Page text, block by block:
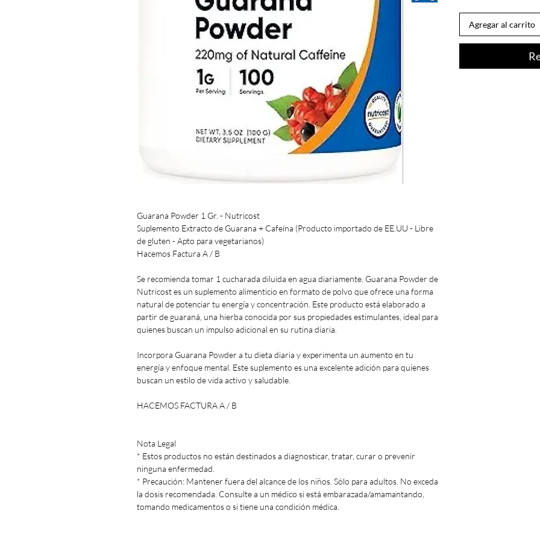
Guarana Powder 1 Gr. - Nutricost
Suplemento Extracto de Guarana + Cafeína (Producto importado de EE.UU - Libre
de gluten - Apto para vegetarianos)
Hacemos Factura A / B
Se recomienda tomar 1 cucharada diluida en agua diariamente. Guarana Powder de
Nutricost es un suplemento alimenticio en formato de polvo que ofrece una forma
natural de potenciar tu energía y concentración. Este producto está elaborado a
partir de guaraná, una hierba conocida por sus propiedades estimulantes, ideal para
quienes buscan un impulso adicional en su rutina diaria.
Incorpora Guarana Powder a tu dieta diaria y experimenta un aumento en tu
energía y enfoque mental. Este suplemento es una excelente adición para quienes
buscan un estilo de vida activo y saludable.
HACEMOS FACTURA A / B
Nota Legal
* Estos productos no están destinados a diagnosticar, tratar, curar o prevenir
ninguna enfermedad.
* Precaución: Mantener fuera del alcance de los niños. Sólo para adultos. No exceda
la dosis recomendada. Consulte a un médico si está embarazada/amamantando,
tomando medicamentos o si tiene una condición médica.
Agregar al carrito